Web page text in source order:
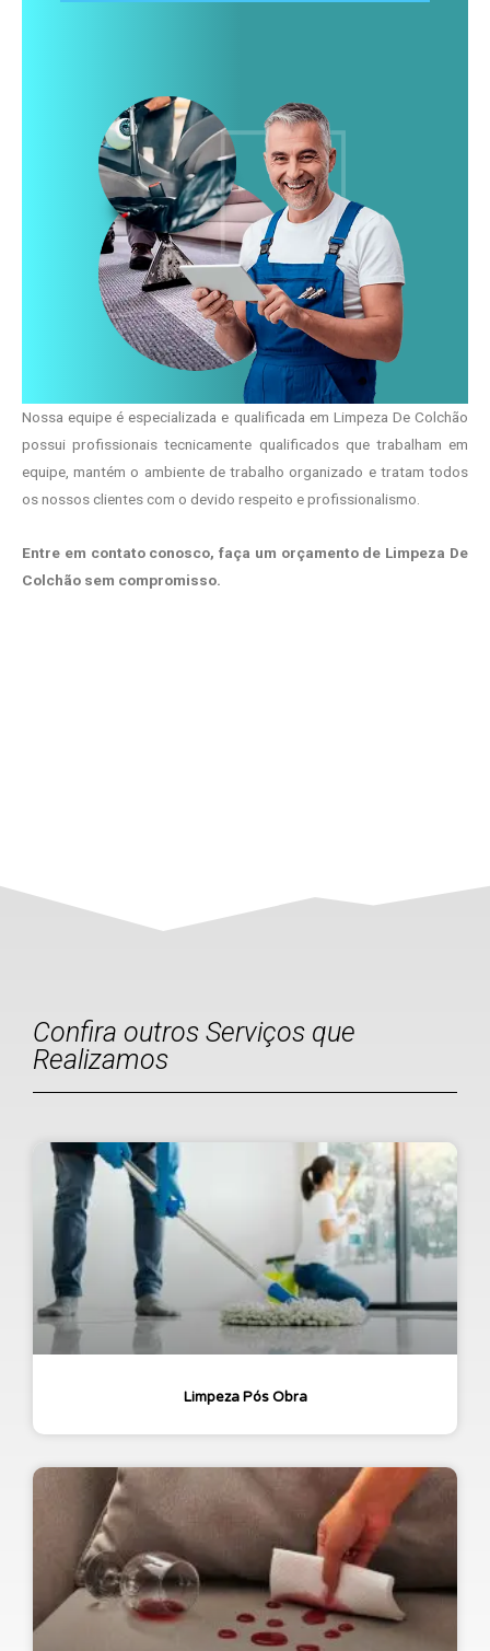
Nossa equipe é especializada e qualificada em Limpeza De Colchão
possui profissionais tecnicamente qualificados que trabalham em
equipe, mantém o ambiente de trabalho organizado e tratam todos
os nossos clientes com o devido respeito e profissionalismo.
Entre em contato conosco, faça um orçamento de Limpeza De
Colchão sem compromisso.
Confira outros Serviços que
Realizamos
Limpeza Pós Obra